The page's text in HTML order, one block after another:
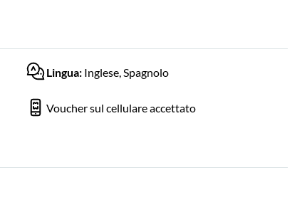
Lingua: Inglese, Spagnolo
Voucher sul cellulare accettato